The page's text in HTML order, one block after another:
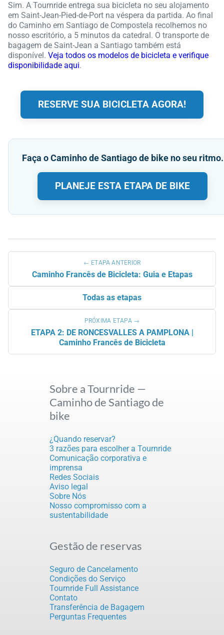
Sim. A Tournride entrega sua bicicleta no seu alojamento
em Saint-Jean-Pied-de-Port na véspera da partida. Ao final
do Caminho em Santiago de Compostela recolhemos no
nosso escritório, a 5 minutos da catedral. O transporte de
bagagem de Saint-Jean a Santiago também está
disponível. Veja todos os modelos de bicicleta e verifique
disponibilidade aqui.
RESERVE SUA BICICLETA AGORA!
Faça o Caminho de Santiago de bike no seu ritmo.
PLANEJE ESTA ETAPA DE BIKE
← ETAPA ANTERIOR
Caminho Francês de Bicicleta: Guia e Etapas
Todas as etapas
PRÓXIMA ETAPA →
ETAPA 2: DE RONCESVALLES A PAMPLONA |
Caminho Francês de Bicicleta
Sobre a Tournride —
Caminho de Santiago de
bike
¿Quando reservar?
3 razões para escolher a Tournride
Comunicação corporativa e
imprensa
Redes Sociais
Aviso legal
Sobre Nós
Nosso compromisso com a
sustentabilidade
Gestão de reservas
Seguro de Cancelamento
Condições do Serviço
Tournride Full Assistance
Contato
Transferência de Bagagem
Perguntas Frequentes